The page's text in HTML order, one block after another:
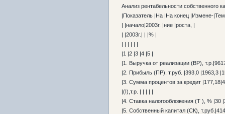
Анализ рентабельности собственного
|Показатель |На |На конец |Измене-
| |начало|2003г. |ние |роста, |
| |2003г.| | |% |
| | | | | |
|1 |2 |3 |4 |5 |
|1. Выручка от реализации (ВР),
|2. Прибыль (ПР), т.руб. |393,0 |1963,3
|3. Сумма процентов за кредит
|(I),т.р. | | | | |
|4. Ставка налогообложения (Т ), % |30
|5. Собственный капитал (СК),